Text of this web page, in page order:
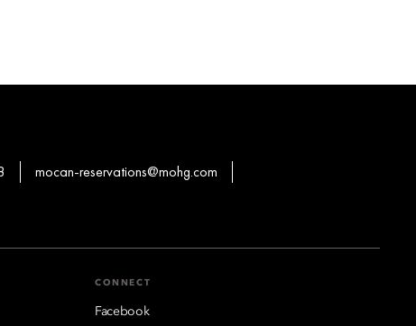
mocan-reservations@mohg.com
CONNECT
Facebook